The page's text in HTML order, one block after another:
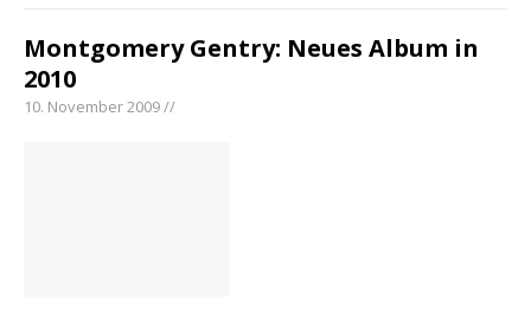
Montgomery Gentry: Neues Album in
2010
10. November 2009 //